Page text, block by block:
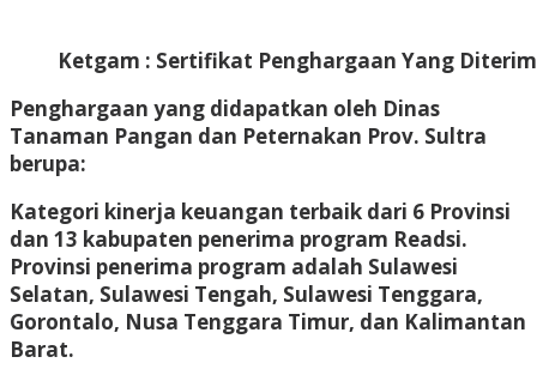
Ketgam : Sertifikat Penghargaan Yang
Penghargaan yang didapatkan oleh Dinas
Tanaman Pangan dan Peternakan Prov. Sultra
berupa:
Kategori kinerja keuangan terbaik dari 6 Provinsi
dan 13 kabupaten penerima program Readsi.
Provinsi penerima program adalah Sulawesi
Selatan, Sulawesi Tengah, Sulawesi Tenggara,
Gorontalo, Nusa Tenggara Timur, dan Kalimantan
Barat.